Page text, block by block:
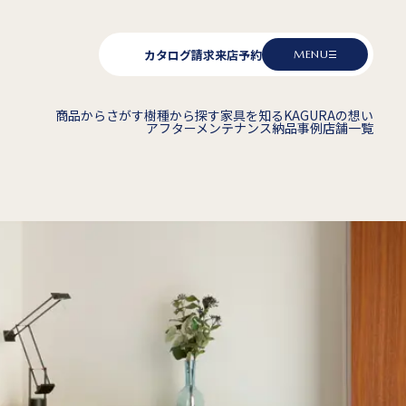
カタログ請求来店予約 MENU
商品からさがす樹種から探す家具を知るKAGURAの想い
アフターメンテナンス納品事例店舗一覧